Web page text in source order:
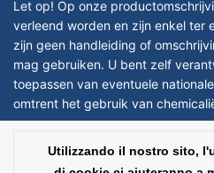
Let op! Op onze
verleend worden en zijn enkel ter
zijn geen handleiding of
mag gebruiken. U bent zelf
toepassen van eventuele
omtrent het gebruik van
bassi - All rights reserved - Theme by
Utilizzando il nostro sito,